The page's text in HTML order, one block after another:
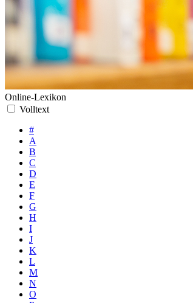
Online-Lexikon
Volltext
#
A
B
C
D
E
F
G
H
I
J
K
L
M
N
O